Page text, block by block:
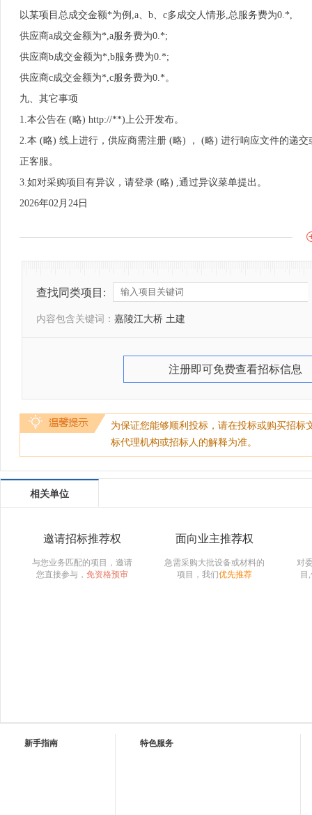
以某项目总成交金额*为例,a、b、c多成交人情形,总服务费为0.*,
供应商a成交金额为*,a服务费为0.*;
供应商b成交金额为*,b服务费为0.*;
供应商c成交金额为*,c服务费为0.*。
九、其它事项
1.本公告在 (略) http://**)上公开发布。
2.本 (略) 线上进行，供应商需注册 (略) ， (略) 进行响应文件的递
正客服。
3.如对采购项目有异议，请登录 (略) ,通过异议菜单提出。
2026年02月24日
查找同类项目:
内容包含关键词： 嘉陵江大桥 土建
注册即可免费查看招标信息
为保证您能够顺利投标，请在投标或购买招
标代理机构或招标人的解释为准。
相关单位
邀请招标推荐权
与您业务匹配的项目，邀请
您直接参与， 免资格预审
面向业主推荐权
急需采购大批设备或材料的
项目，我们优先推荐
对
目
新手指南 特色服务